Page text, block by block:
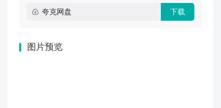
夸克网盘 下载
图片预览